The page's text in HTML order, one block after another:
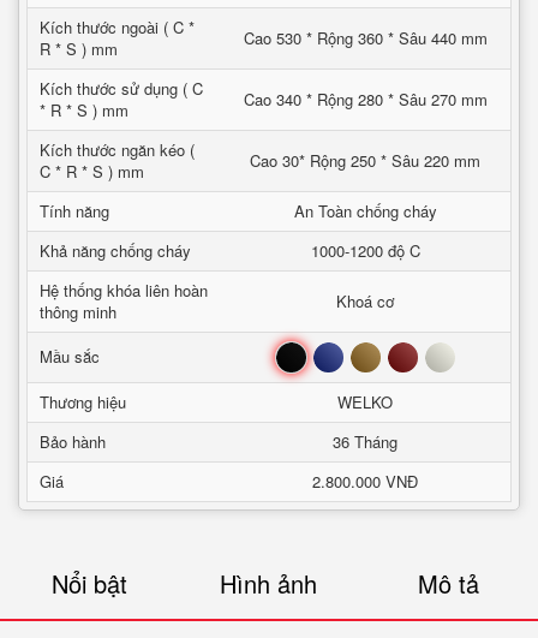
Kích thước ngoài ( C *
R * S ) mm
Cao 530 * Rộng 360 * Sâu 440 mm
Kích thước sử dụng ( C
* R * S ) mm
Cao 340 * Rộng 280 * Sâu 270 mm
Kích thước ngăn kéo (
C * R * S ) mm
Cao 30* Rộng 250 * Sâu 220 mm
Tính năng
An Toàn chống cháy
Khả năng chống cháy
1000-1200 độ C
Hệ thống khóa liên hoàn
thông minh
Khoá cơ
Mầu sắc Đen Xanh Nâu Đỏ Trắng
Thương hiệu
WELKO
Bảo hành
36 Tháng
Giá
2.800.000 VNĐ
Nổi bật Hình ảnh Mô tả